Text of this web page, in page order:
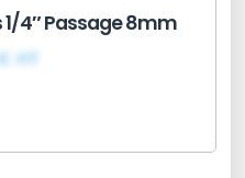
4″ Passage 8mm
HT